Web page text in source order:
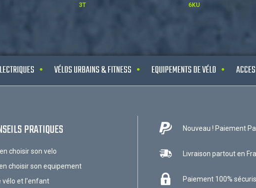
3T 6KU
VÉLOS URBAINS & FITNESS EQUIPEMENTS DE VÉLO
PRATIQUES
choisir son velo
choisir son equipement
vélo et l'enfant
Nouveau ! Paiement
Livraison partout en
Paiement 100%